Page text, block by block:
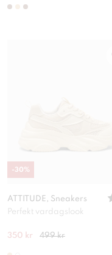
ATTITUDE, Sneakers
Perfekt vardagslook
350 kr 499 kr
-30%